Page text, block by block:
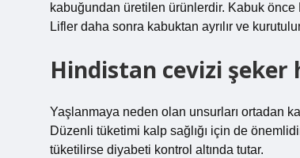
kabuğundan üretilen ürünlerdir. Kabuk önce
Lifler daha sonra kabuktan ayrılır ve
Hindistan cevizi şeker
Yaşlanmaya neden olan unsurları ortadan
Düzenli tüketimi kalp sağlığı için de
tüketilirse diyabeti kontrol altında tutar.